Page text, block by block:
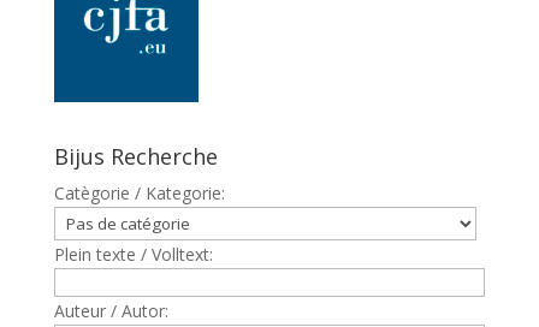
Bijus Recherche
Catègorie / Kategorie:
Plein texte / Volltext:
Auteur / Autor: